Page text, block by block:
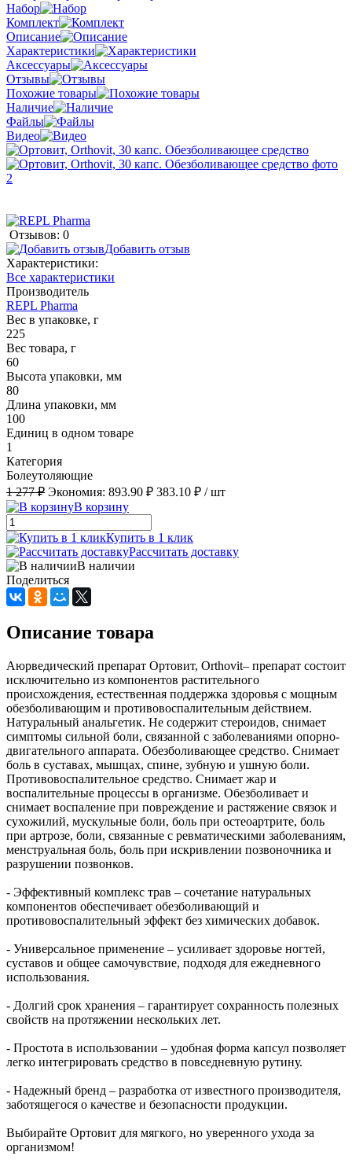
Набор
Комплект
Описание
Характеристики
Аксессуары
Отзывы
Похожие товары
Наличие
Файлы
Видео
Отзывов: 0
Добавить отзыв
Характеристики:
Все характеристики
Производитель
REPL Pharma
Вес в упаковке, г
225
Вес товара, г
60
Высота упаковки, мм
80
Длина упаковки, мм
100
Единиц в одном товаре
1
Категория
Болеутоляющие
1 277 ₽ Экономия: 893.90 ₽ 383.10 ₽ / шт
В корзину
Купить в 1 клик
Рассчитать доставку
В наличии
Поделиться
Описание товара
Аюрведический препарат Ортовит, Orthovit– препарат состоит
исключительно из компонентов растительного
происхождения, естественная поддержка здоровья с мощным
обезболивающим и противовоспалительным действием.
Натуральный анальгетик. Не содержит стероидов, снимает
симптомы сильной боли, связанной с заболеваниями опорно-
двигательного аппарата. Обезболивающее средство. Снимает
боль в суставах, мышцах, спине, зубную и ушную боли.
Противовоспалительное средство. Снимает жар и
воспалительные процессы в организме. Обезболивает и
снимает воспаление при повреждение и растяжение связок и
сухожилий, мускульные боли, боль при остеоартрите, боль
при артрозе, боли, связанные с ревматическими заболеваниям,
менструальная боль, боль при искривлении позвоночника и
разрушении позвонков.
- Эффективный комплекс трав – сочетание натуральных
компонентов обеспечивает обезболивающий и
противовоспалительный эффект без химических добавок.
- Универсальное применение – усиливает здоровье ногтей,
суставов и общее самочувствие, подходя для ежедневного
использования.
- Долгий срок хранения – гарантирует сохранность полезных
свойств на протяжении нескольких лет.
- Простота в использовании – удобная форма капсул позволяет
легко интегрировать средство в повседневную рутину.
- Надежный бренд – разработка от известного производителя,
заботящегося о качестве и безопасности продукции.
Выбирайте Ортовит для мягкого, но уверенного ухода за
организмом!